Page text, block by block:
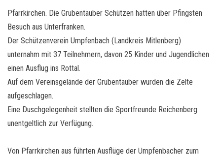
Pfarrkirchen. Die Grubentauber Schützen hatten über Pfingsten
Besuch aus Unterfranken.
Der Schützenverein Umpfenbach (Landkreis Mitlenberg)
unternahm mit 37 Teilnehmern, davon 25 Kinder und Jugendlichen
einen Ausflug ins Rottal.
Auf dem Vereinsgelände der Grubentauber wurden die Zelte
aufgeschlagen.
Eine Duschgelegenheit stellten die Sportfreunde Reichenberg
unentgeltlich zur Verfügung.
Von Pfarrkirchen aus führten Ausflüge der Umpfenbacher zum